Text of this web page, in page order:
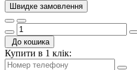
Швидке замовлення
До кошика
Купити в 1 клік: